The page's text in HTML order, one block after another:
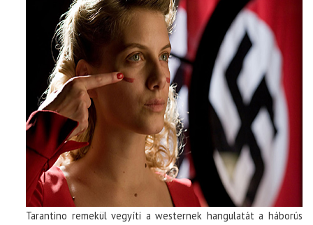
Tarantino remekül vegyíti a westernek hangulatát a háborús